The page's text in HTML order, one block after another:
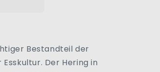
Bestandteil der
Der Hering in